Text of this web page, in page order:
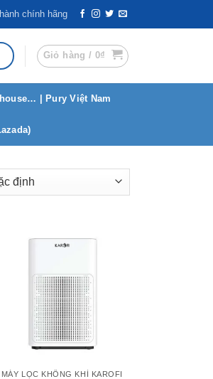
chính hãng
Giỏ hàng / 0₫
| Pury Việt Nam
MÁY LỌC KHÔNG KHÍ KAROFI